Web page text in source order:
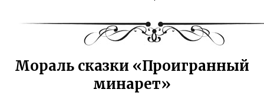
Мораль сказки «Проигранный
минарет»